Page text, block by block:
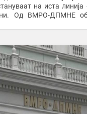
на иста
Од ВМРО-ДПМНЕ